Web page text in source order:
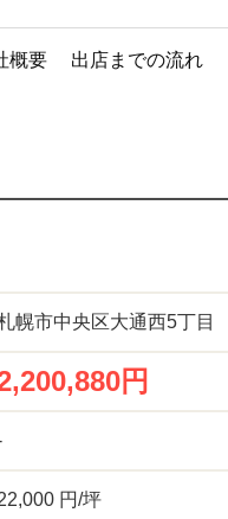
概要 出店までの流れ
幌市中央区大通西5丁目
円
円/坪